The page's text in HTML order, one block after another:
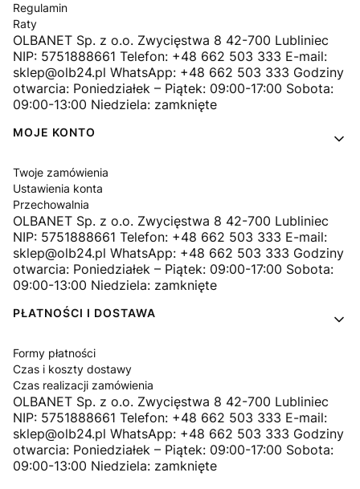
Regulamin
Raty
OLBANET Sp. z o.o. Zwycięstwa 8 42-700 Lubliniec
NIP: 5751888661 Telefon: +48 662 503 333 E-mail:
sklep@olb24.pl WhatsApp: +48 662 503 333 Godziny
otwarcia: Poniedziałek – Piątek: 09:00-17:00 Sobota:
09:00-13:00 Niedziela: zamknięte
MOJE KONTO
Twoje zamówienia
Ustawienia konta
Przechowalnia
OLBANET Sp. z o.o. Zwycięstwa 8 42-700 Lubliniec
NIP: 5751888661 Telefon: +48 662 503 333 E-mail:
sklep@olb24.pl WhatsApp: +48 662 503 333 Godziny
otwarcia: Poniedziałek – Piątek: 09:00-17:00 Sobota:
09:00-13:00 Niedziela: zamknięte
PŁATNOŚCI I DOSTAWA
Formy płatności
Czas i koszty dostawy
Czas realizacji zamówienia
OLBANET Sp. z o.o. Zwycięstwa 8 42-700 Lubliniec
NIP: 5751888661 Telefon: +48 662 503 333 E-mail:
sklep@olb24.pl WhatsApp: +48 662 503 333 Godziny
otwarcia: Poniedziałek – Piątek: 09:00-17:00 Sobota:
09:00-13:00 Niedziela: zamknięte